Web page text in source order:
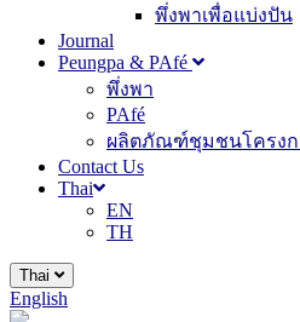
พึ่งพาเพื่อแบ่งปัน
Journal
Peungpa & PAfé
พึ่งพา
PAfé
ผลิตภัณฑ์ชุมชนโครงก
Contact Us
Thai
EN
TH
Thai
English